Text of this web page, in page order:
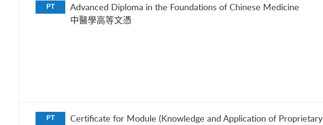
PT
Advanced Diploma in the Foundations of Chinese Medicine
中醫學高等文憑
PT
Certificate for Module (Knowledge and Application of Proprietary